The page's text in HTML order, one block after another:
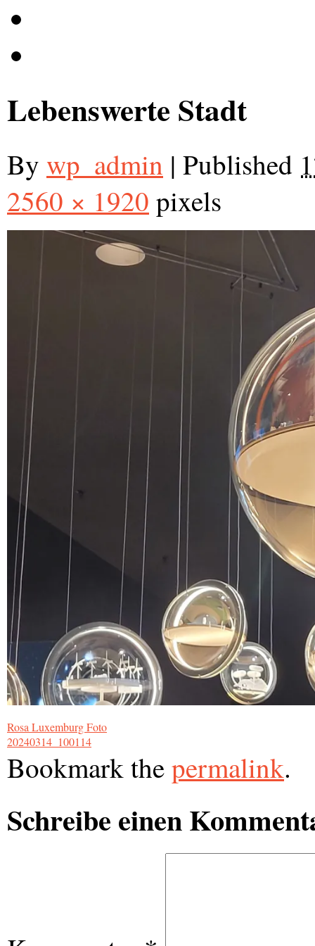
Lebenswerte Stadt
By wp_admin | Published
2560 × 1920 pixels
Rosa Luxemburg Foto
20240314_100114
Bookmark thepermalink.
Schreibe einen